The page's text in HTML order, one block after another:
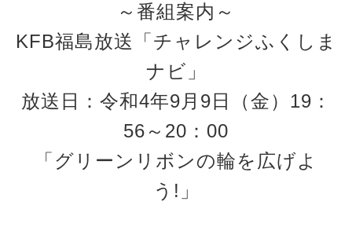
～番組案内～
KFB福島放送「チャレンジふくしま
ナビ」
放送日：令和4年9月9日（金）19：
56～20：00
「グリーンリボンの輪を広げよ
う!」